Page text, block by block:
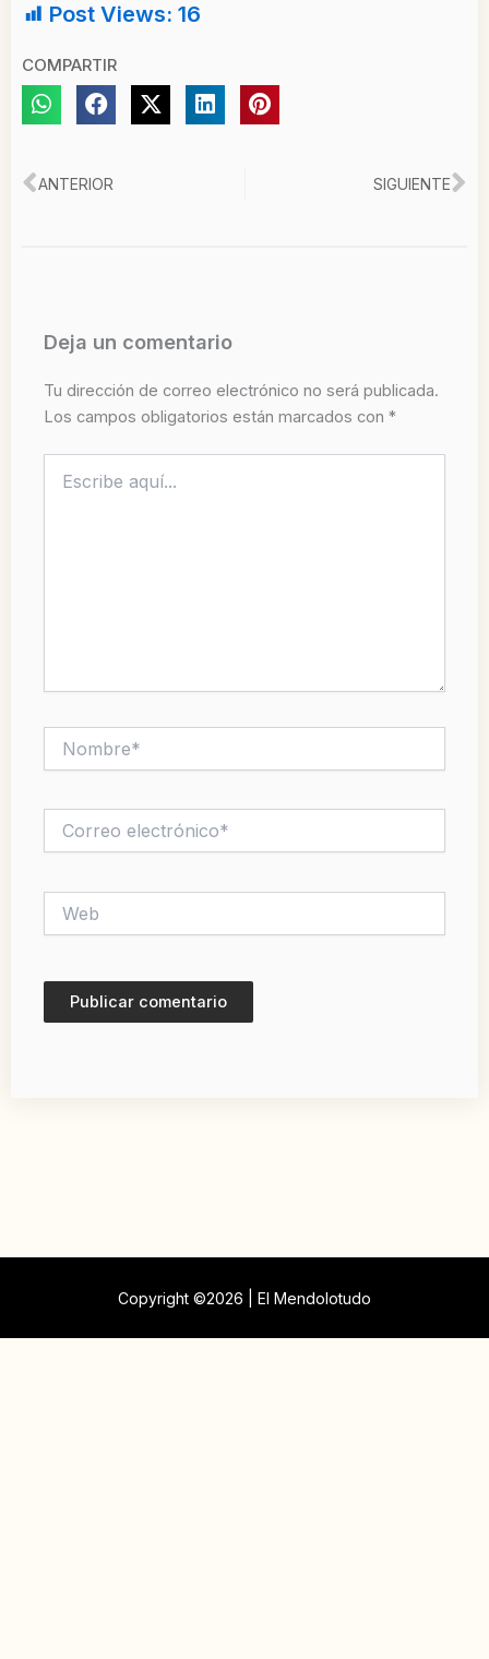
Post Views: 16
COMPARTIR
Ant
ANTERIOR SIGUIENTE
Deja un comentario
Tu dirección de correo electrónico no será publicada.
Los campos obligatorios están marcados con *
aquí...
electrónico*
Copyright ©2026 | El Mendolotudo